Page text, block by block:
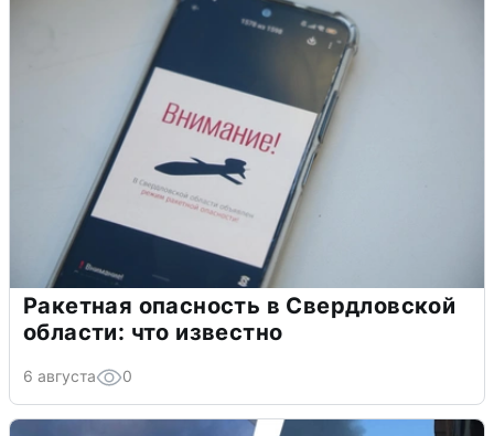
Ракетная опасность в Свердловской
области: что известно
6 августа 0